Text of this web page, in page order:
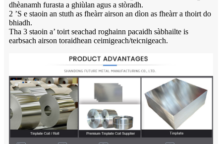
dhèanamh furasta a ghiùlan agus a stòradh.
2 ’S e staoin an stuth as fheàrr airson an dìon as fheàrr a thoirt do
bhiadh.
Tha 3 staoin a’ toirt seachad roghainn pacaidh sàbhailte is
earbsach airson toraidhean ceimigeach/teicnigeach.